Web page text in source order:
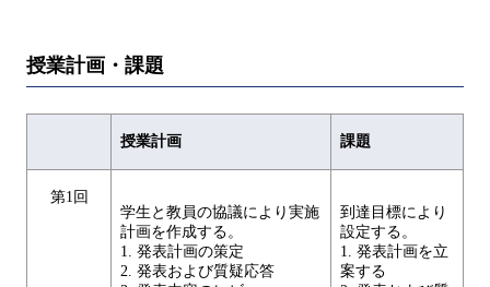
授業計画・課題
授業計画 課題
第1回
学生と教員の協議により実施
計画を作成する。
1. 発表計画の策定
2. 発表および質疑応答
到達目標により
設定する。
1. 発表計画を立
案する